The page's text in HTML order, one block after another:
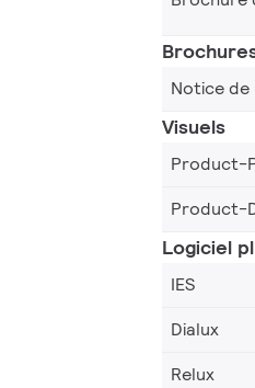
Notice de
Visuels
Product-
Product-
Logiciel
IES
Dialux
Relux